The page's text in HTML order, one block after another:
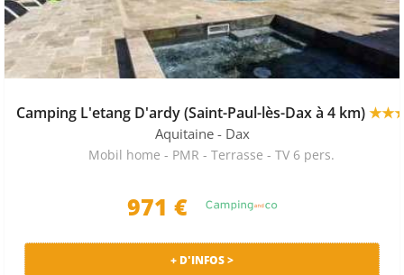
Camping L'etang D'ardy (Saint-Paul-lès-Dax à 4 km)
Aquitaine - Dax
Mobil home - PMR - Terrasse - TV 6 pers.
971 €
+ D'INFOS >